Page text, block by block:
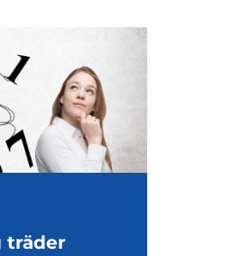
träder